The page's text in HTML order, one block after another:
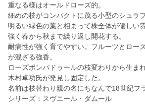
重なる様はオールドローズ的。
細めの枝がコンパクトに茂る小型のシュラブ
明るい緑色の葉と相まって株全体が優しい
強く春から秋まで繰り返し開花する。
耐病性が強く育てやすい。フルーツとロー
が混ざる強香。
ローズポンパドゥールの枝変わりから生ま
木村卓功氏が発見し固定した。
名前は枝替わり親の名にちなんで18世紀フ
シリーズ：スヴニール・ダムール